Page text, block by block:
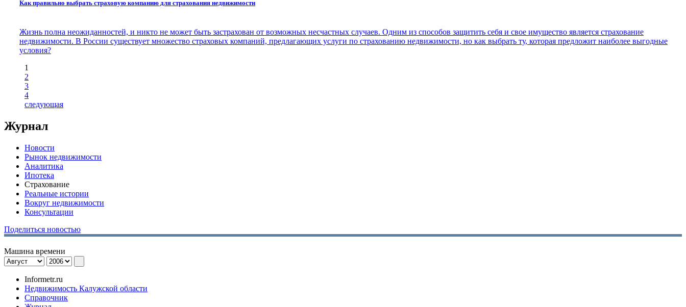
Как правильно выбрать страховую компанию для страхования недвижимости
Жизнь полна неожиданностей, и никто не может быть застрахован от возможных несчастных случаев. Одним из способов защитить себя и свое имущество является страхование
недвижимости. В России существует множество страховых компаний, предлагающих услуги по страхованию недвижимости, но как выбрать ту, которая предложит наиболее выгодные
условия?
1
2
3
4
следующая
Журнал
Новости
Рынок недвижимости
Аналитика
Ипотека
Страхование
Реальные истории
Вокруг недвижимости
Консультации
Поделиться новостью
Машина времени
Informetr.ru
Недвижимость Калужской области
Справочник